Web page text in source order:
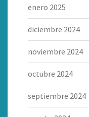
enero 2025
diciembre 2024
noviembre 2024
octubre 2024
septiembre 2024